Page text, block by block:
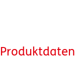
Produktdaten